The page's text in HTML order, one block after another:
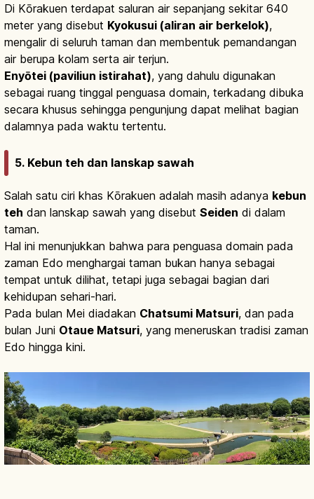
Di Kōrakuen terdapat saluran air sepanjang sekitar 640
meter yang disebut Kyokusui (aliran air berkelok),
mengalir di seluruh taman dan membentuk pemandangan
air berupa kolam serta air terjun.
Enyōtei (paviliun istirahat), yang dahulu digunakan
sebagai ruang tinggal penguasa domain, terkadang dibuka
secara khusus sehingga pengunjung dapat melihat bagian
dalamnya pada waktu tertentu.
5. Kebun teh dan lanskap sawah
Salah satu ciri khas Kōrakuen adalah masih adanya kebun
teh dan lanskap sawah yang disebut Seiden di dalam
taman.
Hal ini menunjukkan bahwa para penguasa domain pada
zaman Edo menghargai taman bukan hanya sebagai
tempat untuk dilihat, tetapi juga sebagai bagian dari
kehidupan sehari-hari.
Pada bulan Mei diadakan Chatsumi Matsuri, dan pada
bulan Juni Otaue Matsuri, yang meneruskan tradisi zaman
Edo hingga kini.